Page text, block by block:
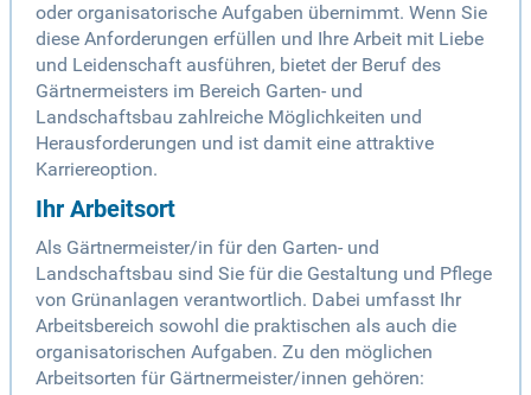
oder organisatorische Aufgaben übernimmt. Wenn Sie
diese Anforderungen erfüllen und Ihre Arbeit mit Liebe
und Leidenschaft ausführen, bietet der Beruf des
Gärtnermeisters im Bereich Garten- und
Landschaftsbau zahlreiche Möglichkeiten und
Herausforderungen und ist damit eine attraktive
Karriereoption.
Ihr Arbeitsort
Als Gärtnermeister/in für den Garten- und
Landschaftsbau sind Sie für die Gestaltung und Pflege
von Grünanlagen verantwortlich. Dabei umfasst Ihr
Arbeitsbereich sowohl die praktischen als auch die
organisatorischen Aufgaben. Zu den möglichen
Arbeitsorten für Gärtnermeister/innen gehören: